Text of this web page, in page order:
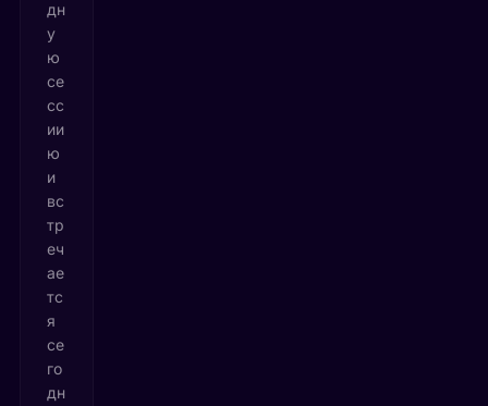
дн
у
ю
се
сс
ии
ю
и
вс
тр
еч
ае
тс
я
се
го
дн